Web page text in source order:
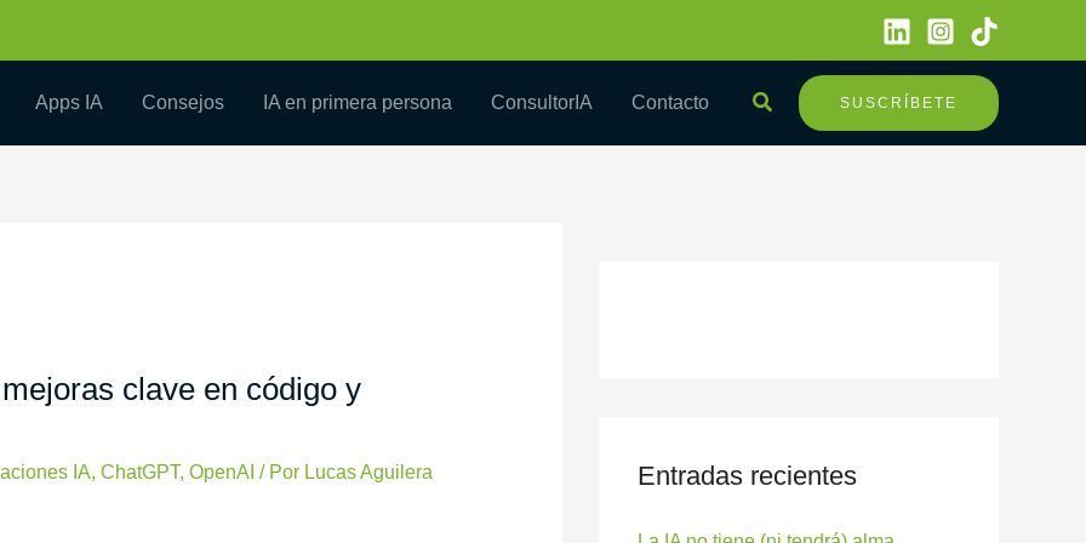
Apps IA Consejos IA en primera persona ConsultorIA Contacto Buscar SUSCRÍBETE
clave en código y
IA, ChatGPT, OpenAI / Por Lucas Aguilera Entradas recientes